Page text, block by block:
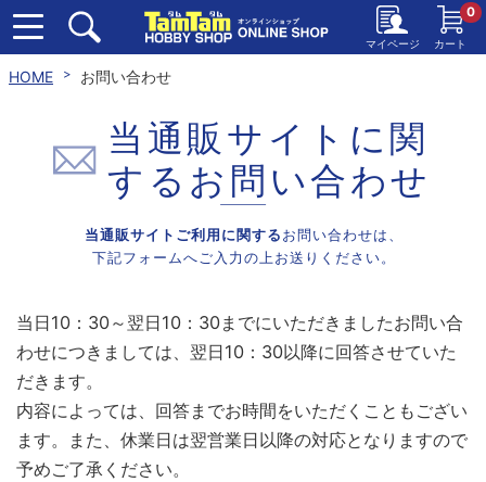
マイページ カート
0
HOME お問い合わせ
当通販サイトに関
する お問い合わせ
当通販サイトご利用に関する お問い合わせは、
下記フォームへご入力の上お送りください。
当日10：30～翌日10：30までにいただきましたお問い合
わせにつきましては、翌日10：30以降に回答させていた
だきます。
内容によっては、回答までお時間をいただくこともござい
ます。また、休業日は翌営業日以降の対応となりますので
予めご了承ください。